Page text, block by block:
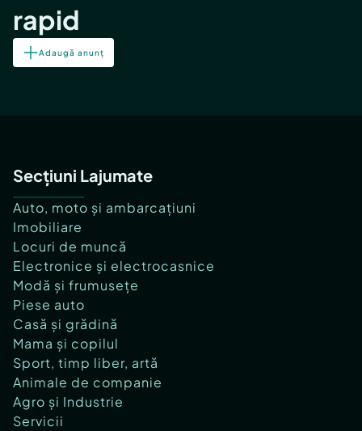
rapid
Adaugă anunț
Secțiuni Lajumate
Auto, moto și ambarcațiuni
Imobiliare
Locuri de muncă
Electronice și electrocasnice
Modă și frumusețe
Piese auto
Casă și grădină
Mama și copilul
Sport, timp liber, artă
Animale de companie
Agro și Industrie
Servicii